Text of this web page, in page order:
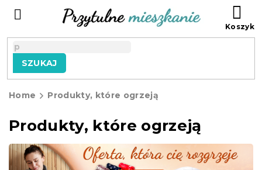
SZUKAJ
Home Produkty, które ogrzeją
Produkty, które ogrzeją